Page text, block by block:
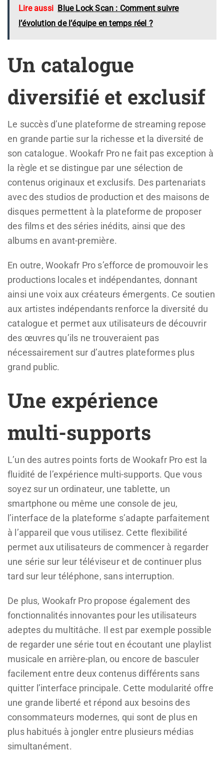
Lire aussi Blue Lock Scan : Comment suivre
l’évolution de l’équipe en temps réel ?
Un catalogue
diversifié et exclusif
Le succès d’une plateforme de streaming repose
en grande partie sur la richesse et la diversité de
son catalogue. Wookafr Pro ne fait pas exception à
la règle et se distingue par une sélection de
contenus originaux et exclusifs. Des partenariats
avec des studios de production et des maisons de
disques permettent à la plateforme de proposer
des films et des séries inédits, ainsi que des
albums en avant-première.
En outre, Wookafr Pro s’efforce de promouvoir les
productions locales et indépendantes, donnant
ainsi une voix aux créateurs émergents. Ce soutien
aux artistes indépendants renforce la diversité du
catalogue et permet aux utilisateurs de découvrir
des œuvres qu’ils ne trouveraient pas
nécessairement sur d’autres plateformes plus
grand public.
Une expérience
multi-supports
L’un des autres points forts de Wookafr Pro est la
fluidité de l’expérience multi-supports. Que vous
soyez sur un ordinateur, une tablette, un
smartphone ou même une console de jeu,
l’interface de la plateforme s’adapte parfaitement
à l’appareil que vous utilisez. Cette flexibilité
permet aux utilisateurs de commencer à regarder
une série sur leur téléviseur et de continuer plus
tard sur leur téléphone, sans interruption.
De plus, Wookafr Pro propose également des
fonctionnalités innovantes pour les utilisateurs
adeptes du multitâche. Il est par exemple possible
de regarder une série tout en écoutant une playlist
musicale en arrière-plan, ou encore de basculer
facilement entre deux contenus différents sans
quitter l’interface principale. Cette modularité offre
une grande liberté et répond aux besoins des
consommateurs modernes, qui sont de plus en
plus habitués à jongler entre plusieurs médias
simultanément.